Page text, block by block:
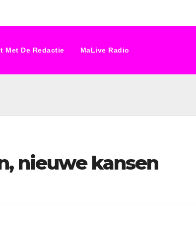
Met De Redactie MaLive Radio
nieuwe kansen